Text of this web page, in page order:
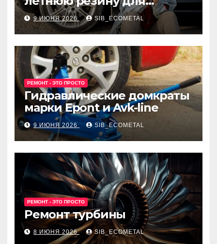
машины?
9 ИЮНЯ 2026 SIB_ECOMETAL
РЕМОНТ - ЭТО ПРОСТО
Гидравлические домкраты
марки Epont и Avk-line
9 ИЮНЯ 2026 SIB_ECOMETAL
РЕМОНТ - ЭТО ПРОСТО
Ремонт турбины
8 ИЮНЯ 2026 SIB_ECOMETAL